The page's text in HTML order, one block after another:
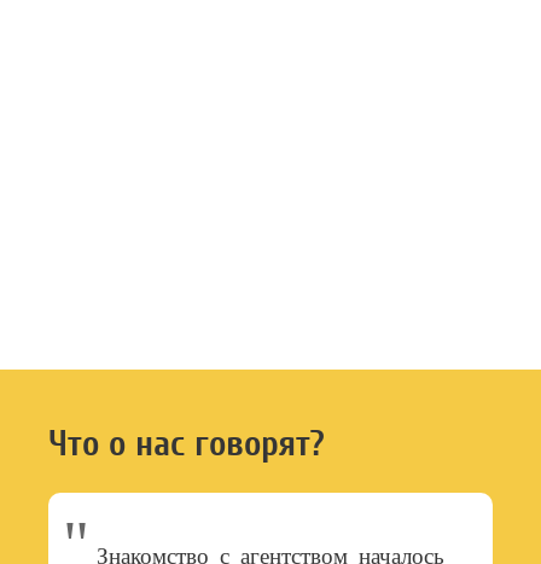
Что о нас говорят?
Знакомство с агентством началось